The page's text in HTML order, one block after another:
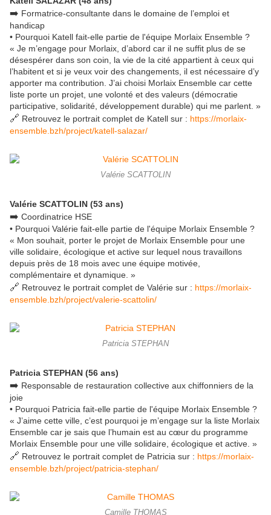
➡️ Formatrice-consultante dans le domaine de l’emploi et
handicap
• Pourquoi Katell fait-elle partie de l'équipe Morlaix Ensemble ?
« Je m’engage pour Morlaix, d’abord car il ne suffit plus de se
désespérer dans son coin, la vie de la cité appartient à ceux qui
l’habitent et si je veux voir des changements, il est nécessaire d’y
apporter ma contribution. J’ai choisi Morlaix Ensemble car cette
liste porte un projet, une volonté et des valeurs (démocratie
participative, solidarité, développement durable) qui me parlent. »
🔗 Retrouvez le portrait complet de Katell sur : https://morlaix-
ensemble.bzh/project/katell-salazar/
Valérie SCATTOLIN
Valérie SCATTOLIN (53 ans)
➡️ Coordinatrice HSE
• Pourquoi Valérie fait-elle partie de l'équipe Morlaix Ensemble ?
« Mon souhait, porter le projet de Morlaix Ensemble pour une
ville solidaire, écologique et active sur lequel nous travaillons
depuis près de 18 mois avec une équipe motivée,
complémentaire et dynamique. »
🔗 Retrouvez le portrait complet de Valérie sur : https://morlaix-
ensemble.bzh/project/valerie-scattolin/
Patricia STEPHAN
Patricia STEPHAN (56 ans)
➡️ Responsable de restauration collective aux chiffonniers de la
joie
• Pourquoi Patricia fait-elle partie de l'équipe Morlaix Ensemble ?
« J’aime cette ville, c’est pourquoi je m’engage sur la liste Morlaix
Ensemble car je sais que l’humain est au cœur du programme
Morlaix Ensemble pour une ville solidaire, écologique et active. »
🔗 Retrouvez le portrait complet de Patricia sur : https://morlaix-
ensemble.bzh/project/patricia-stephan/
Camille THOMAS